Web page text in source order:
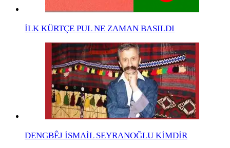
İLK KÜRTÇE PUL NE ZAMAN BASILDI
DENGBÊJ İSMAİL SEYRANOĞLU KİMDİR